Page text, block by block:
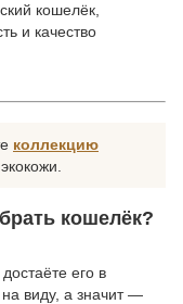
кошелёк,
и качество
коллекцию
кошелёк?
его в
виду, а значит —